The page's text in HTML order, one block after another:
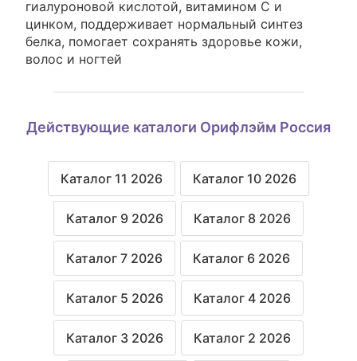
гиалуроновой кислотой, витамином С и
цинком, поддерживает нормальный синтез
белка, помогает сохранять здоровье кожи,
волос и ногтей
Действующие каталоги Орифлэйм Россия
Каталог 11 2026 Каталог 10 2026
Каталог 9 2026 Каталог 8 2026
Каталог 7 2026 Каталог 6 2026
Каталог 5 2026 Каталог 4 2026
Каталог 3 2026 Каталог 2 2026